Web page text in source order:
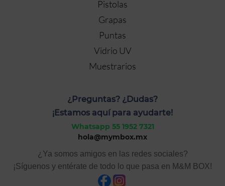
Pistolas
Grapas
Puntas
Vidrio UV
Muestrarios
¿Preguntas? ¿Dudas?
¡Estamos aquí para ayudarte!
Whatsapp 55 1952 7321
hola@mymbox.mx
¿Ya somos amigos en las redes sociales?
¡Síguenos y entérate de todo lo que pasa en M&M BOX!